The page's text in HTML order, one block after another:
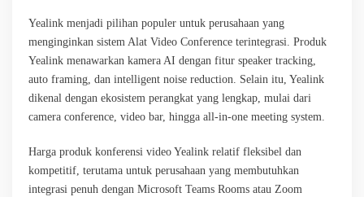
Yealink menjadi pilihan populer untuk perusahaan yang
menginginkan sistem Alat Video Conference terintegrasi. Produk
Yealink menawarkan kamera AI dengan fitur speaker tracking,
auto framing, dan intelligent noise reduction. Selain itu, Yealink
dikenal dengan ekosistem perangkat yang lengkap, mulai dari
camera conference, video bar, hingga all-in-one meeting system.
Harga produk konferensi video Yealink relatif fleksibel dan
kompetitif, terutama untuk perusahaan yang membutuhkan
integrasi penuh dengan Microsoft Teams Rooms atau Zoom